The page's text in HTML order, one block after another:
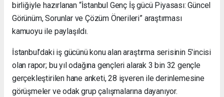
birliğiyle hazırlanan “İstanbul Genç İş gücü Piyasası: Güncel
Görünüm, Sorunlar ve Çözüm Önerileri” araştırması
kamuoyu ile paylaşıldı.
İstanbul’daki iş gücünü konu alan araştırma serisinin 5'incisi
olan rapor; bu yıl odağına gençleri alarak 3 bin 32 gençle
gerçekleştirilen hane anketi, 28 işveren ile derinlemesine
görüşmeler ve odak grup çalışmalarına dayanıyor.